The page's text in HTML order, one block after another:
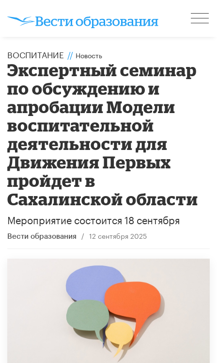
ВОСПИТАНИЕ // Новость
Экспертный семинар
по обсуждению и
апробации Модели
воспитательной
деятельности для
Движения Первых
пройдет в
Сахалинской области
Мероприятие состоится 18 сентября
Вести образования / 12 сентября 2025